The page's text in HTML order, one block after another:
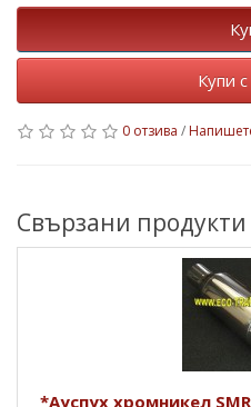
Купи
0 отзива /
Свързани продукти
*Ауспух хромникел